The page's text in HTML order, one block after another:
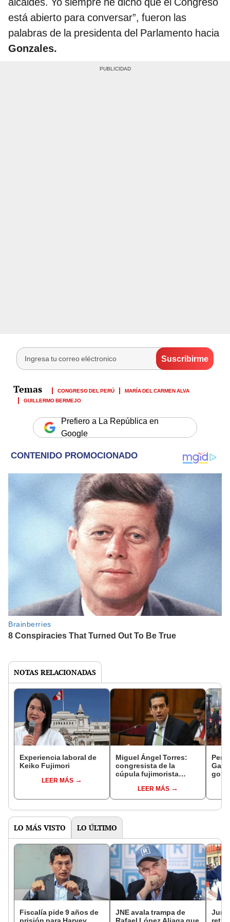
está abierto para conversar”, fueron las
palabras de la presidenta del Parlamento hacia
Gonzales.
CONGRESO DEL PERÚ
MARÍA DEL CARMEN ALVA
GUILLERMO BERMEJO
Prefiero a La República en
Google
NOTAS RELACIONADAS
Experiencia laboral de
Keiko Fujimori
LEER MÁS
Miguel Ángel Torres:
congresista de la
cúpula fujimorista
del SenadoLEER MÁS
LO MÁS VISTO LO ÚLTIMO
Fiscalía pide 9 años de
prisión para Harvey
JNE avala trampa de
Rafael López Aliaga que